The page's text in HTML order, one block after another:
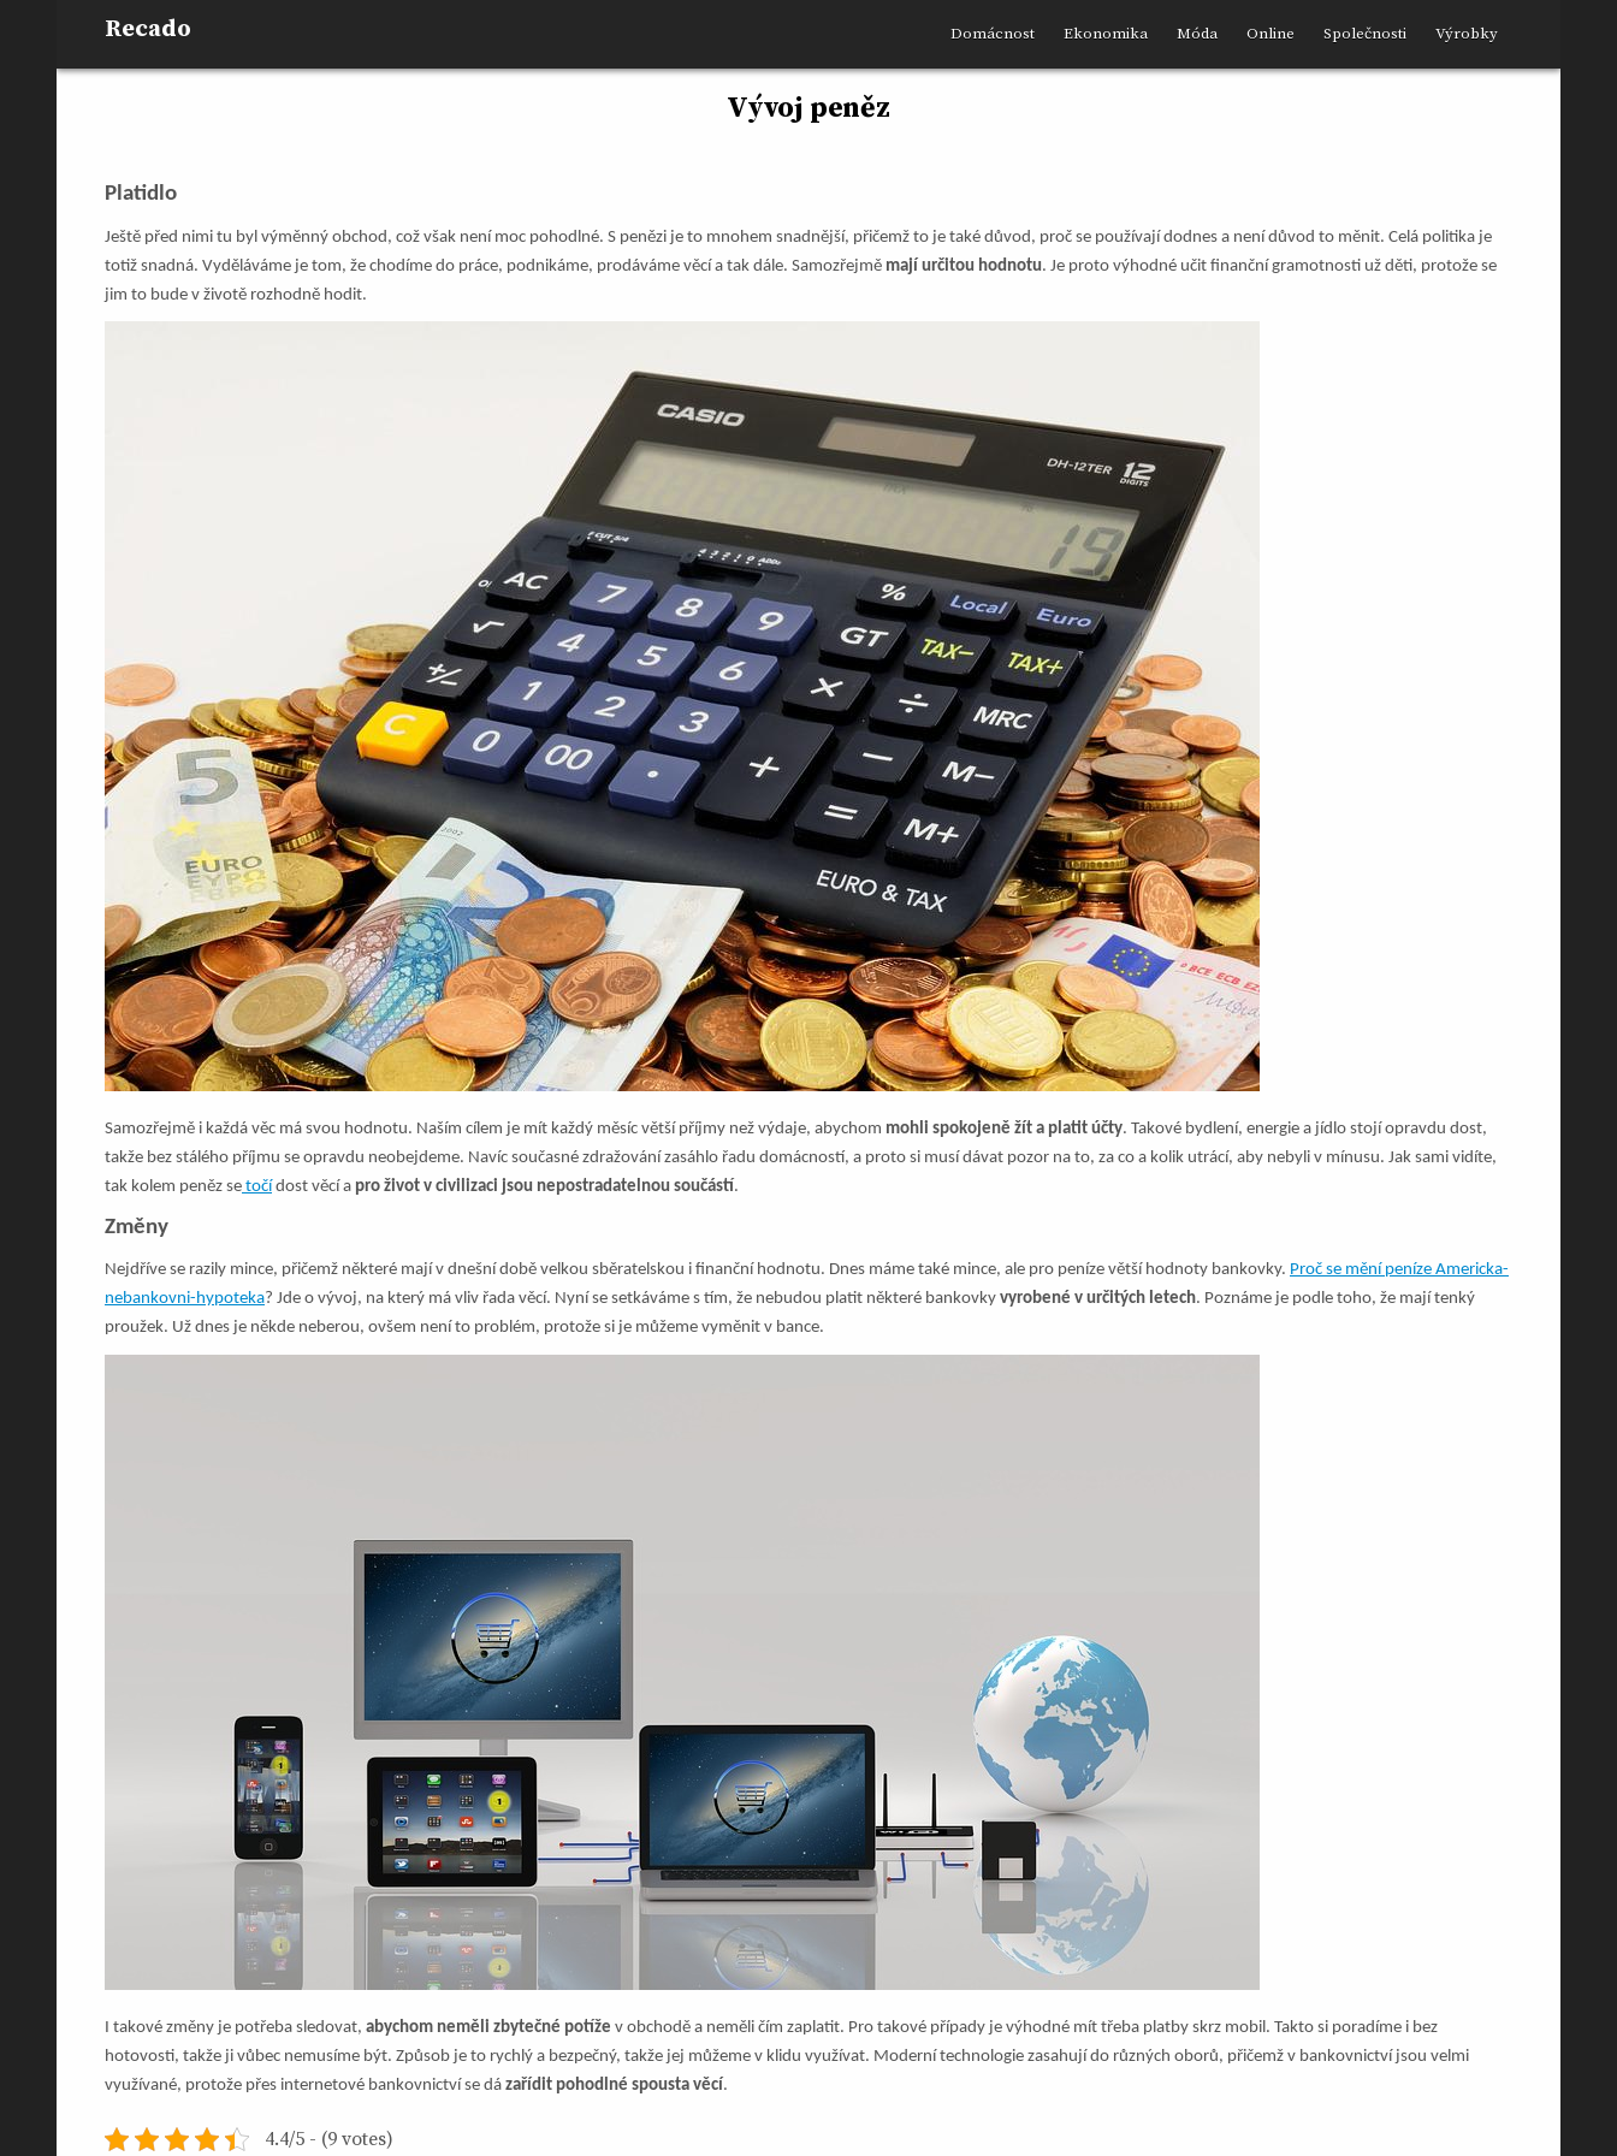
Recado Domácnost Ekonomika Móda Online Společnosti Výrobky
Vývoj peněz
Platidlo
Ještě před nimi tu byl výměnný obchod, což však není moc pohodlné. S penězi je to mnohem snadnější, přičemž to je také důvod, proč se používají dodnes a není důvod to měnit. Celá politika je
totiž snadná. Vyděláváme je tom, že chodíme do práce, podnikáme, prodáváme věcí a tak dále. Samozřejmě mají určitou hodnotu. Je proto výhodné učit finanční gramotnosti už děti, protože se
jim to bude v životě rozhodně hodit.
Samozřejmě i každá věc má svou hodnotu. Naším cílem je mít každý měsíc větší příjmy než výdaje, abychom mohli spokojeně žít a platit účty. Takové bydlení, energie a jídlo stojí opravdu dost,
takže bez stálého příjmu se opravdu neobejdeme. Navíc současné zdražování zasáhlo řadu domácností, a proto si musí dávat pozor na to, za co a kolik utrácí, aby nebyli v mínusu. Jak sami vidíte,
tak kolem peněz se točí dost věcí a pro život v civilizaci jsou nepostradatelnou součástí.
Změny
Nejdříve se razily mince, přičemž některé mají v dnešní době velkou sběratelskou i finanční hodnotu. Dnes máme také mince, ale pro peníze větší hodnoty bankovky. Proč se mění peníze Americka-
nebankovni-hypoteka? Jde o vývoj, na který má vliv řada věcí. Nyní se setkáváme s tím, že nebudou platit některé bankovky vyrobené v určitých letech. Poznáme je podle toho, že mají tenký
proužek. Už dnes je někde neberou, ovšem není to problém, protože si je můžeme vyměnit v bance.
I takové změny je potřeba sledovat, abychom neměli zbytečné potíže v obchodě a neměli čím zaplatit. Pro takové případy je výhodné mít třeba platby skrz mobil. Takto si poradíme i bez
hotovosti, takže ji vůbec nemusíme být. Způsob je to rychlý a bezpečný, takže jej můžeme v klidu využívat. Moderní technologie zasahují do různých oborů, přičemž v bankovnictví jsou velmi
využívané, protože přes internetové bankovnictví se dá zařídit pohodlné spousta věcí.
4.4/5 - (9 votes)